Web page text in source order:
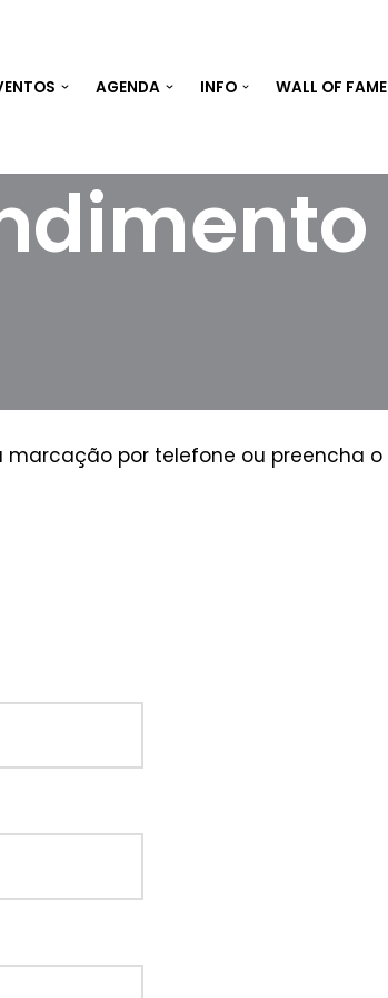
AGENDA INFO WALL OF FAME
por telefone ou preencha